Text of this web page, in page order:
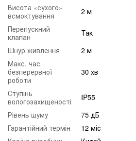
Висота «сухого»
всмоктування
2 м
Перепускний
клапан
Так
Шнур живлення
2 м
Макс. час
безперервної
роботи
30 хв
Ступінь
вологозахищеності
IP55
Рівень шуму
75 дБ
Гарантійний термін
12 міс